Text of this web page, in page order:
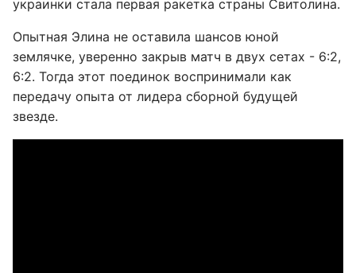
украинки стала первая ракетка страны Свитолина.
Опытная Элина не оставила шансов юной
землячке, уверенно закрыв матч в двух сетах - 6:2,
6:2. Тогда этот поединок воспринимали как
передачу опыта от лидера сборной будущей
звезде.